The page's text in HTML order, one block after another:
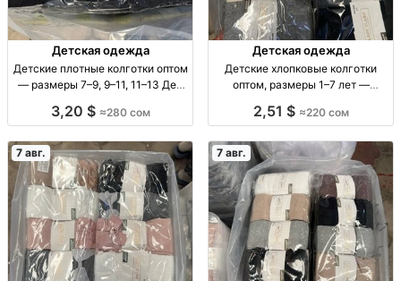
Детская одежда
Детские плотные колготки оптом
— размеры 7–9, 9–11, 11–13 Дет.
9–11, 11–13, уп. 10 шт., 280 сом.
3,20 $ ≈280 сом
Детская одежда
Детские хлопковые колготки
оптом, размеры 1–7 лет —
колготки, р-ры 1–3, 3–5, 5–7 лет,
2,51 $ ≈220 сом
7 авг. 7 авг.